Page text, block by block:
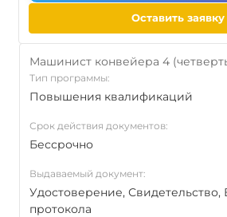
Оставить заявку
Машинист конвейера 4
Тип программы:
Повышения квалификаций
Срок действия документов:
Бессрочно
Выдаваемый документ:
Удостоверение, Свидетельство,
протокола